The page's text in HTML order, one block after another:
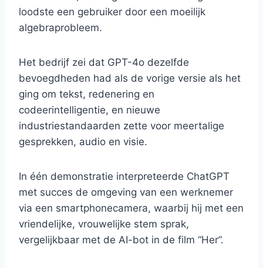
loodste een gebruiker door een moeilijk
algebraprobleem.
Het bedrijf zei dat GPT-4o dezelfde
bevoegdheden had als de vorige versie als het
ging om tekst, redenering en
codeerintelligentie, en nieuwe
industriestandaarden zette voor meertalige
gesprekken, audio en visie.
In één demonstratie interpreteerde ChatGPT
met succes de omgeving van een werknemer
via een smartphonecamera, waarbij hij met een
vriendelijke, vrouwelijke stem sprak,
vergelijkbaar met de AI-bot in de film “Her”.